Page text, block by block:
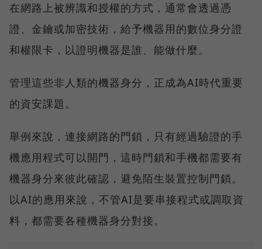
在網路上被辨識和授權的方式，通常會透過憑
證、金鑰或加密技術，給予機器用的數位身分證
和權限卡，以證明機器是誰、能做什麼。
管理這些非人類的機器身分，正成為AI時代重要
的資安課題。
舉例來說，連接網路的門鎖，只有經過驗證的手
機應用程式可以開門，這時門鎖和手機都需要有
機器身分來彼此確認，避免陌生裝置控制門鎖。
以AI的應用來說，不管AI是要串接程式或調取資
料，都需要各種機器身分對接。